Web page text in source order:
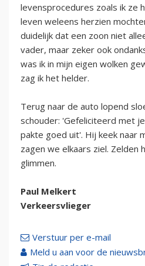
levensprocedures zoals ik ze
leven weleens herzien
duidelijk dat een zoon niet
vader, maar zeker ook
was ik in mijn eigen wolken
zag ik het helder.
Terug naar de auto lopend
schouder: 'Gefeliciteerd met
pakte goed uit'. Hij keek naar
zagen we elkaars ziel. Zelden
glimmen.
Paul Melkert
Verkeersvlieger
Verstuur per e-mail
Meld u aan voor de